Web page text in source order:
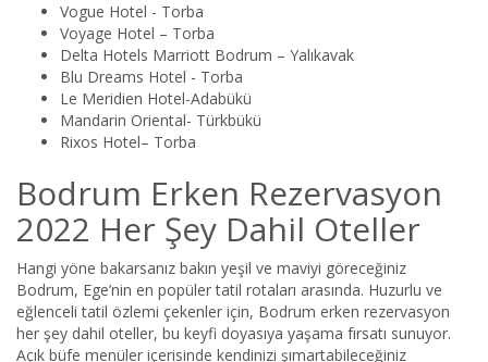
Vogue Hotel - Torba
Voyage Hotel – Torba
Delta Hotels Marriott Bodrum – Yalıkavak
Blu Dreams Hotel - Torba
Le Meridien Hotel-Adabükü
Mandarin Oriental- Türkbükü
Rixos Hotel– Torba
Bodrum Erken Rezervasyon
2022 Her Şey Dahil Oteller
Hangi yöne bakarsanız bakın yeşil ve maviyi göreceğiniz
Bodrum, Ege’nin en popüler tatil rotaları arasında. Huzurlu ve
eğlenceli tatil özlemi çekenler için, Bodrum erken rezervasyon
her şey dahil oteller, bu keyfi doyasıya yaşama fırsatı sunuyor.
Açık büfe menüler içerisinde kendinizi şımartabileceğiniz